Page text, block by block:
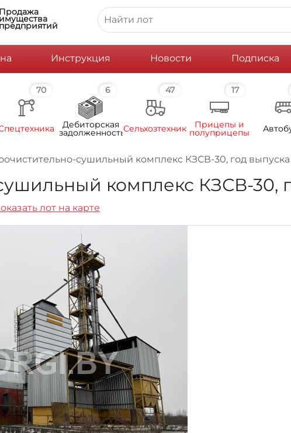
Продажа
имущества
предприятий
Инструкция Новости Подписка
70 6
Дебиторская
задолженность
47
Сельхозтехника
17
Прицепы и
полуприцепы
сушильный комплекс КЗСВ-30, год выпуска
комплекс КЗСВ-30,
лот на карте